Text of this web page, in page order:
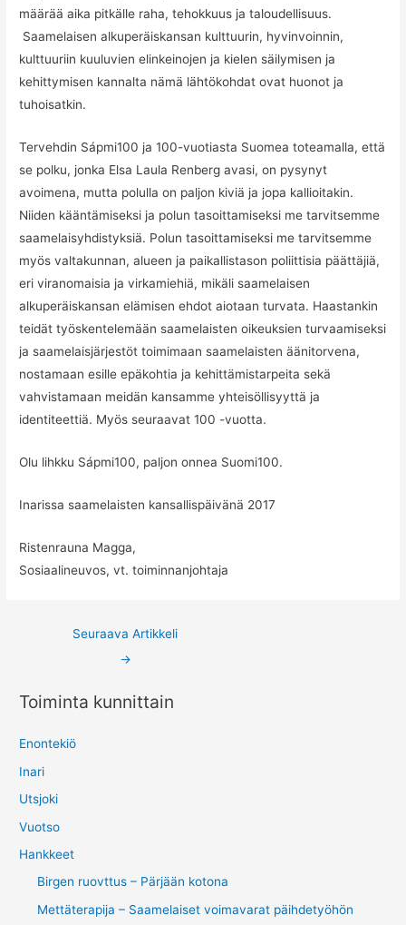
määrää aika pitkälle raha, tehokkuus ja taloudellisuus.
Saamelaisen alkuperäiskansan kulttuurin, hyvinvoinnin,
kulttuuriin kuuluvien elinkeinojen ja kielen säilymisen ja
kehittymisen kannalta nämä lähtökohdat ovat huonot ja
tuhoisatkin.
Tervehdin Sápmi100 ja 100-vuotiasta Suomea toteamalla, että
se polku, jonka Elsa Laula Renberg avasi, on pysynyt
avoimena, mutta polulla on paljon kiviä ja jopa kallioitakin.
Niiden kääntämiseksi ja polun tasoittamiseksi me tarvitsemme
saamelaisyhdistyksiä. Polun tasoittamiseksi me tarvitsemme
myös valtakunnan, alueen ja paikallistason poliittisia päättäjiä,
eri viranomaisia ja virkamiehiä, mikäli saamelaisen
alkuperäiskansan elämisen ehdot aiotaan turvata. Haastankin
teidät työskentelemään saamelaisten oikeuksien turvaamiseksi
ja saamelaisjärjestöt toimimaan saamelaisten äänitorvena,
nostamaan esille epäkohtia ja kehittämistarpeita sekä
vahvistamaan meidän kansamme yhteisöllisyyttä ja
identiteettiä. Myös seuraavat 100 -vuotta.
Olu lihkku Sápmi100, paljon onnea Suomi100.
Inarissa saamelaisten kansallispäivänä 2017
Ristenrauna Magga,
Sosiaalineuvos, vt. toiminnanjohtaja
Seuraava Artikkeli
→
Toiminta kunnittain
Enontekiö
Inari
Utsjoki
Vuotso
Hankkeet
Birgen ruovttus – Pärjään kotona
Mettäterapija – Saamelaiset voimavarat päihdetyöhön